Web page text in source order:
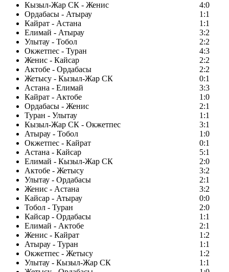
Кызыл-Жар СК - Женис
4:0
Ордабасы - Атырау
1:1
Кайрат - Астана
1:1
Елимай - Атырау
3:2
Улытау - Тобол
2:2
Окжетпес - Туран
4:3
Женис - Кайсар
2:2
Актобе - Ордабасы
2:2
Жетысу - Кызыл-Жар СК
0:1
Астана - Елимай
3:3
Кайрат - Актобе
1:0
Ордабасы - Женис
2:1
Туран - Улытау
1:1
Кызыл-Жар СК - Окжетпес
3:1
Атырау - Тобол
1:0
Окжетпес - Кайрат
0:1
Астана - Кайсар
5:1
Елимай - Кызыл-Жар СК
2:0
Актобе - Жетысу
3:2
Улытау - Ордабасы
2:1
Женис - Астана
3:2
Кайсар - Атырау
0:0
Тобол - Туран
2:0
Кайсар - Ордабасы
1:1
Елимай - Актобе
2:1
Женис - Кайрат
1:2
Атырау - Туран
1:1
Окжетпес - Жетысу
1:2
Улытау - Кызыл-Жар СК
1:1